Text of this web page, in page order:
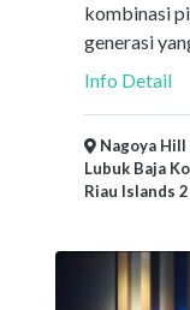
kombinasi
generasi
Info Detail
Nagoya
Lubuk Baja
Riau Islands